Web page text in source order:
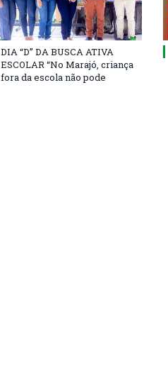
DIA “D” DA BUSCA ATIVA
ESCOLAR “No Marajó, criança
fora da escola não pode